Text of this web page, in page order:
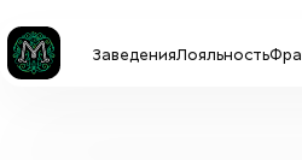
ЗаведенияЛояльность